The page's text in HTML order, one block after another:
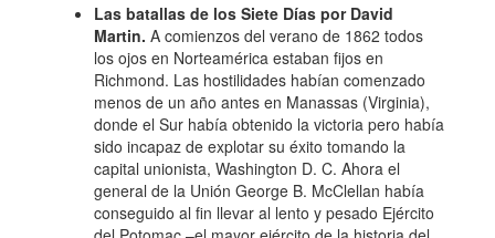
Las batallas de los Siete Días por David
Martin. A comienzos del verano de 1862 todos
los ojos en Norteamérica estaban fijos en
Richmond. Las hostilidades habían comenzado
menos de un año antes en Manassas (Virginia),
donde el Sur había obtenido la victoria pero había
sido incapaz de explotar su éxito tomando la
capital unionista, Washington D. C. Ahora el
general de la Unión George B. McClellan había
conseguido al fin llevar al lento y pesado Ejército